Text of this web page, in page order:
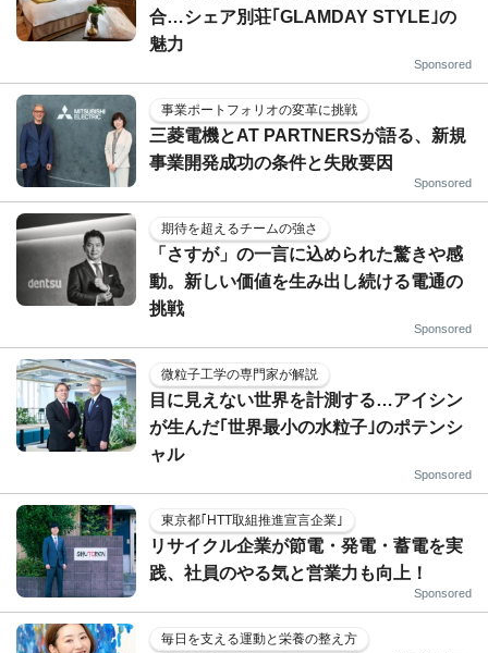
合…シェア別荘｢GLAMDAY STYLE｣の
魅力
Sponsored
事業ポートフォリオの変革に挑戦
三菱電機とAT PARTNERSが語る、新規
事業開発成功の条件と失敗要因
Sponsored
期待を超えるチームの強さ
「さすが」の一言に込められた驚きや感
動。新しい価値を生み出し続ける電通の
挑戦
Sponsored
微粒子工学の専門家が解説
目に見えない世界を計測する…アイシン
が生んだ｢世界最小の水粒子｣のポテンシ
ャル
Sponsored
東京都｢HTT取組推進宣言企業｣
リサイクル企業が節電・発電・蓄電を実
践、社員のやる気と営業力も向上！
Sponsored
毎日を支える運動と栄養の整え方